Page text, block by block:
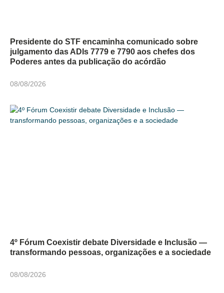
Presidente do STF encaminha comunicado sobre
julgamento das ADIs 7779 e 7790 aos chefes dos
Poderes antes da publicação do acórdão
08/08/2026
4º Fórum Coexistir debate Diversidade e Inclusão —
transformando pessoas, organizações e a sociedade
08/08/2026